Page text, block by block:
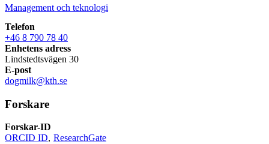
Management och teknologi
Telefon
+46 8 790 78 40
Enhetens adress
Lindstedtsvägen 30
E-post
dogmilk@kth.se
Forskare
Forskar-ID
ORCID ID ResearchGate